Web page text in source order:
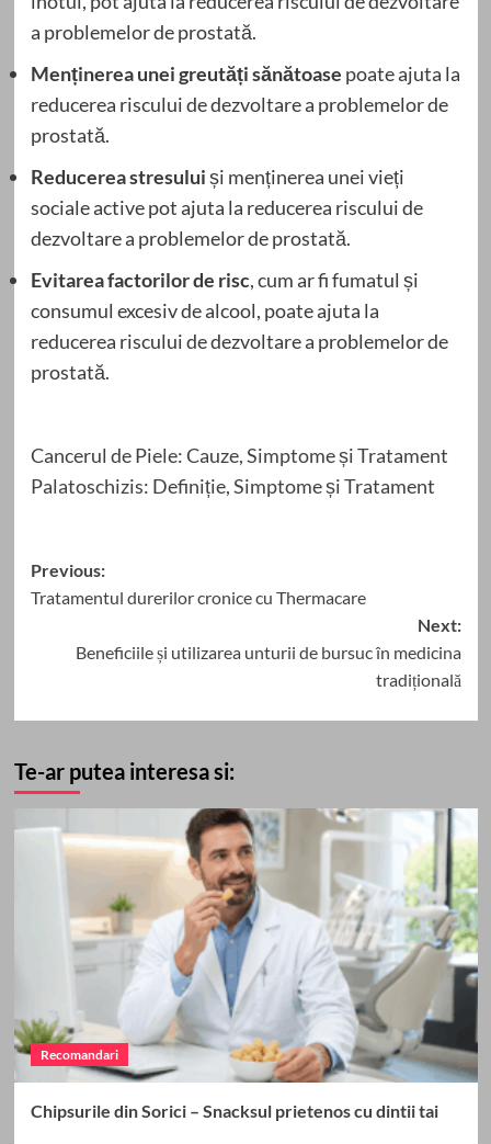
a problemelor de prostată.
Menținerea unei greutăți sănătoase poate ajuta la
reducerea riscului de dezvoltare a problemelor de
prostată.
Reducerea stresuluiși menținerea unei vieți
sociale active pot ajuta la reducerea riscului de
dezvoltare a problemelor de prostată.
Evitarea factorilor de risc, cum ar fi fumatul și
consumul excesiv de alcool, poate ajuta la
reducerea riscului de dezvoltare a problemelor de
prostată.
Cancerul de Piele: Cauze, Simptome și Tratament
Palatoschizis: Definiție, Simptome și Tratament
Post
navigation
Previous:
Tratamentul durerilor cronice cu Thermacare
Next:
Beneficiile și utilizarea unturii de bursuc în medicina
tradițională
Te-ar putea interesa si:
Recomandari
Chipsurile din Sorici – Snacksul prietenos cu dintii tai